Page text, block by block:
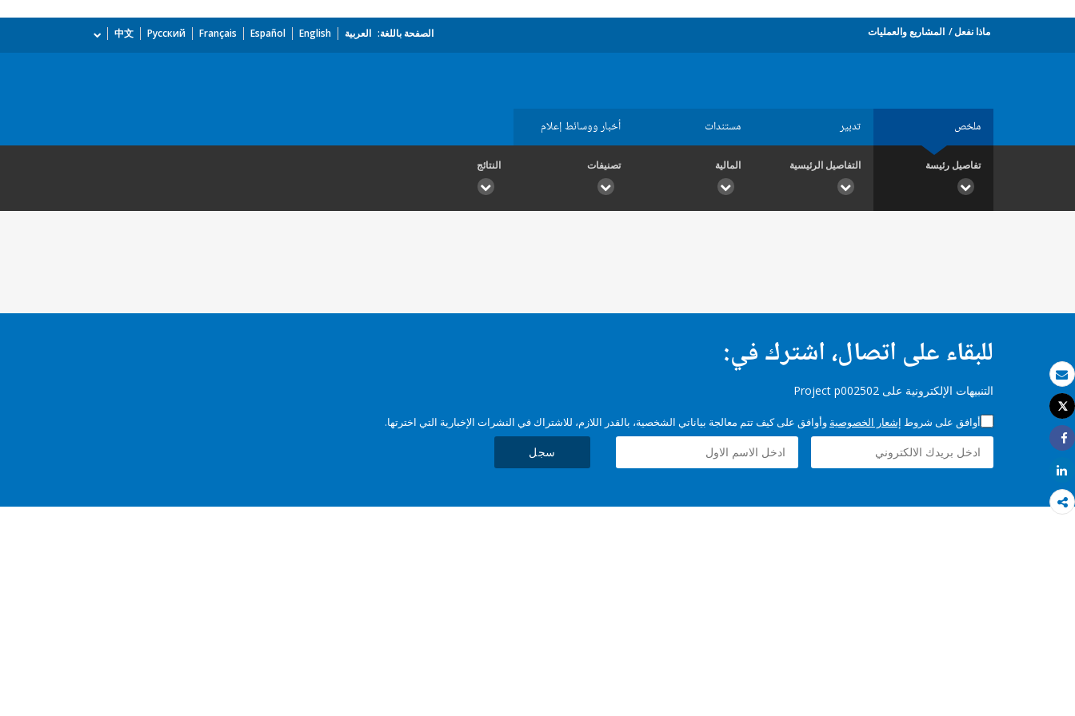
بريد الكتروني
طباعة
Tweet
Share
Share
ماذا نفعل المشاريع والعمليات الصفحة باللغة: العربية English
Español
Français
Русский
中文
ملخص تدبير مستندات أخبار ووسائط إعلام
تفاصيل رئيسة التفاصيل الرئيسية المالية تصنيفات النتائج
للبقاء على اتصال، اشترك في:
التنبيهات الإلكترونية على Project p002502
أوافق على شروط إشعار الخصوصية وأوافق على كيف تتم معالجة بياناتي الشخصية، بالقدر اللازم، للاشتراك في النشرات الإخبارية التي اخترتها.
سجل